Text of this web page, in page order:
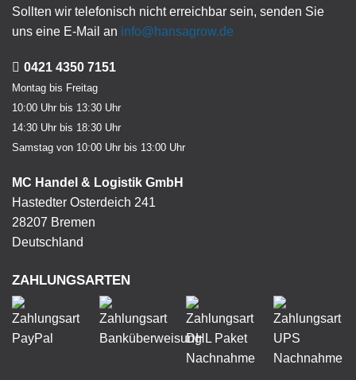
Sollten wir telefonisch nicht erreichbar sein, senden Sie
uns eine E-Mail an info@hansagrow.de
0421 4350 7151
Montag bis Freitag
10:00 Uhr bis 13:30 Uhr
14:30 Uhr bis 18:30 Uhr
Samstag von 10:00 Uhr bis 13:00 Uhr
MC Handel & Logistik GmbH
Hastedter Osterdeich 241
28207 Bremen
Deutschland
ZAHLUNGSARTEN